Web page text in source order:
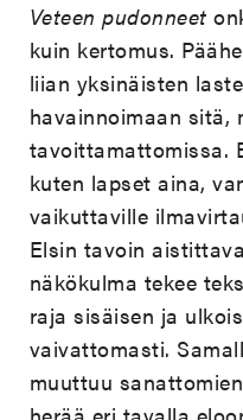
Veteen pudonneet
kuin kertomus.
liian yksinäisten
havainnoimaan sitä,
tavoittamattomissa.
kuten lapset aina,
vaikuttaville
Elsin tavoin
näkökulma tekee
raja sisäisen ja
vaivattomasti.
muuttuu